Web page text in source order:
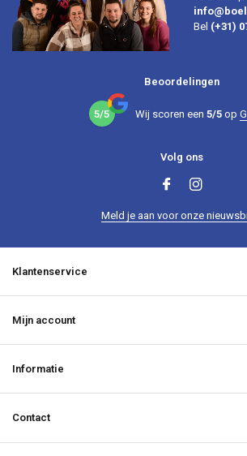
Bel (+31)
Beoordelingen
5/5 Wij scoren een 5/5op
Volg ons
Meld je aan voor onze
Klantenservice
Mijn account
Informatie
Contact